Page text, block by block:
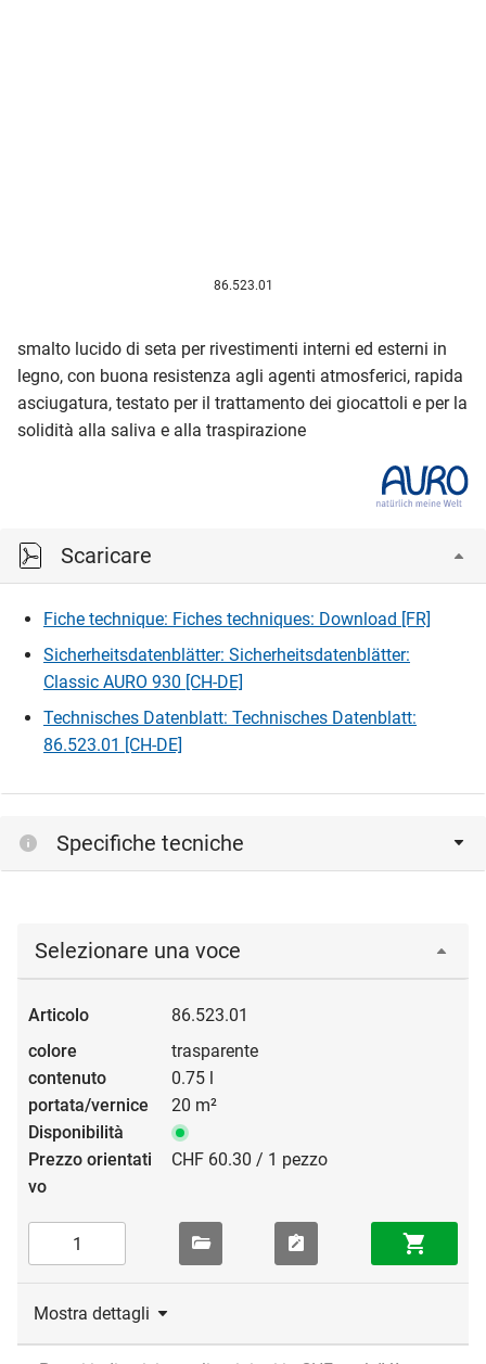
86.523.01
smalto lucido di seta per rivestimenti interni ed esterni in
legno, con buona resistenza agli agenti atmosferici, rapida
asciugatura, testato per il trattamento dei giocattoli e per la
solidità alla saliva e alla traspirazione
Scaricare
Fiche technique: Fiches techniques: Download [FR]
Sicherheitsdatenblätter: Sicherheitsdatenblätter:
Classic AURO 930 [CH-DE]
Technisches Datenblatt: Technisches Datenblatt:
86.523.01 [CH-DE]
Specifiche tecniche
Selezionare una voce
86.523.01
trasparente
0.75 l
20 m²
CHF 60.30 / 1 pezzo
Mostra dettagli